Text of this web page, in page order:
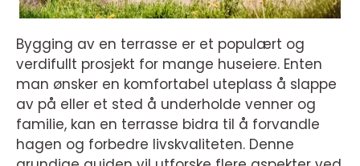
Bygging av en terrasse er et populært og
verdifullt prosjekt for mange huseiere. Enten
man ønsker en komfortabel uteplass å slappe
av på eller et sted å underholde venner og
familie, kan en terrasse bidra til å forvandle
hagen og forbedre livskvaliteten. Denne